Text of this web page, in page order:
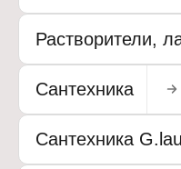
Растворители,
Сантехника
Сантехника